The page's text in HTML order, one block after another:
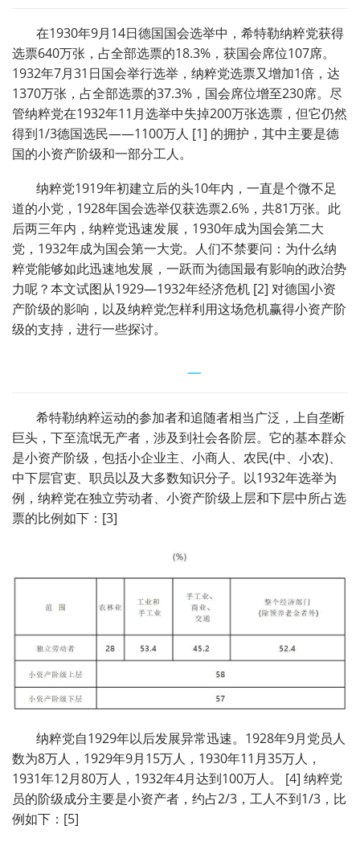
在1930年9月14日德国国会选举中，希特勒纳粹党获得
选票640万张，占全部选票的18.3%，获国会席位107席。
1932年7月31日国会举行选举，纳粹党选票又增加1倍，达
1370万张，占全部选票的37.3%，国会席位增至230席。尽
管纳粹党在1932年11月选举中失掉200万张选票，但它仍然
得到1/3德国选民——1100万人 [1] 的拥护，其中主要是德
国的小资产阶级和一部分工人。
纳粹党1919年初建立后的头10年内，一直是个微不足
道的小党，1928年国会选举仅获选票2.6%，共81万张。此
后两三年内，纳粹党迅速发展，1930年成为国会第二大
党，1932年成为国会第一大党。人们不禁要问：为什么纳
粹党能够如此迅速地发展，一跃而为德国最有影响的政治势
力呢？本文试图从1929—1932年经济危机 [2] 对德国小资
产阶级的影响，以及纳粹党怎样利用这场危机赢得小资产阶
级的支持，进行一些探讨。
一
希特勒纳粹运动的参加者和追随者相当广泛，上自垄断
巨头，下至流氓无产者，涉及到社会各阶层。它的基本群众
是小资产阶级，包括小企业主、小商人、农民(中、小农)、
中下层官吏、职员以及大多数知识分子。以1932年选举为
例，纳粹党在独立劳动者、小资产阶级上层和下层中所占选
票的比例如下：[3]
纳粹党自1929年以后发展异常迅速。1928年9月党员人
数为8万人，1929年9月15万人，1930年11月35万人，
1931年12月80万人，1932年4月达到100万人。 [4] 纳粹党
员的阶级成分主要是小资产者，约占2/3，工人不到1/3，比
例如下：[5]